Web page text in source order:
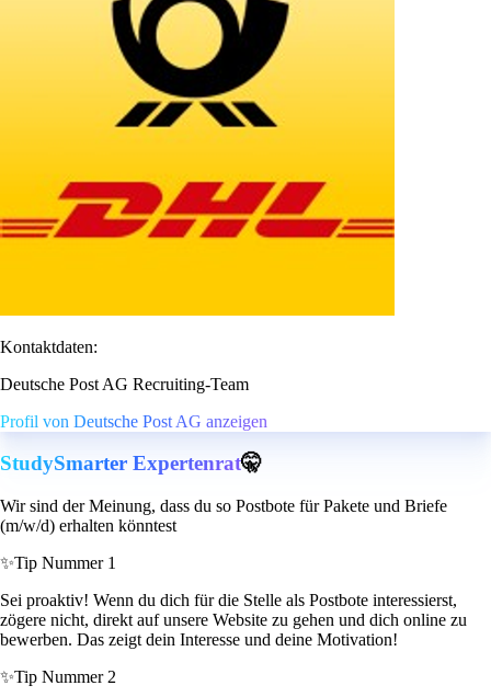
Kontaktdaten:
Deutsche Post AG Recruiting-Team
Profil von Deutsche Post AG anzeigen
StudySmarter Expertenrat🤫
Wir sind der Meinung, dass du so Postbote für Pakete und Briefe
(m/w/d) erhalten könntest
✨Tip Nummer 1
Sei proaktiv! Wenn du dich für die Stelle als Postbote interessierst,
zögere nicht, direkt auf unsere Website zu gehen und dich online zu
bewerben. Das zeigt dein Interesse und deine Motivation!
✨Tip Nummer 2